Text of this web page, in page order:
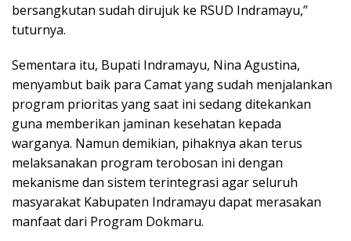
bersangkutan sudah dirujuk ke RSUD Indramayu,”
tuturnya.
Sementara itu, Bupati Indramayu, Nina Agustina,
menyambut baik para Camat yang sudah menjalankan
program prioritas yang saat ini sedang ditekankan
guna memberikan jaminan kesehatan kepada
warganya. Namun demikian, pihaknya akan terus
melaksanakan program terobosan ini dengan
mekanisme dan sistem terintegrasi agar seluruh
masyarakat Kabupaten Indramayu dapat merasakan
manfaat dari Program Dokmaru.